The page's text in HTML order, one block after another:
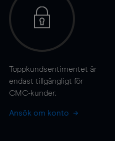
Toppkundsentimentet är
endast tillgängligt för
CMC-kunder.
Ansök om konto